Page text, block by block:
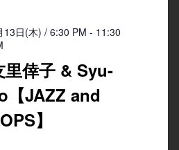
13日(木) / 6:30 PM - 11:30
里倖子 & Syu-
【JAZZ and
】